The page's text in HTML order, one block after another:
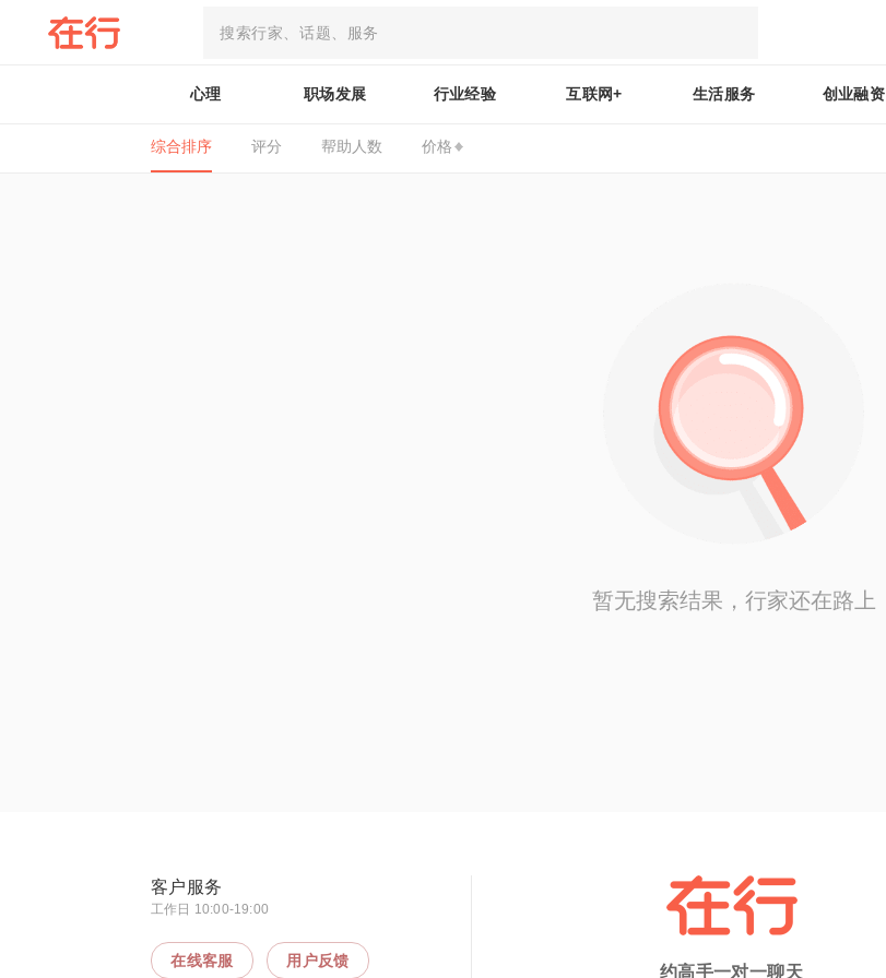
心理 职场发展 行业经验 互联网+ 生活服务 创业融资
综合排序 评分 帮助人数 价格
暂无搜索结果，行家还在路上
客户服务
工作日 10:00-19:00
在线客服 用户反馈
约高手一对一聊天